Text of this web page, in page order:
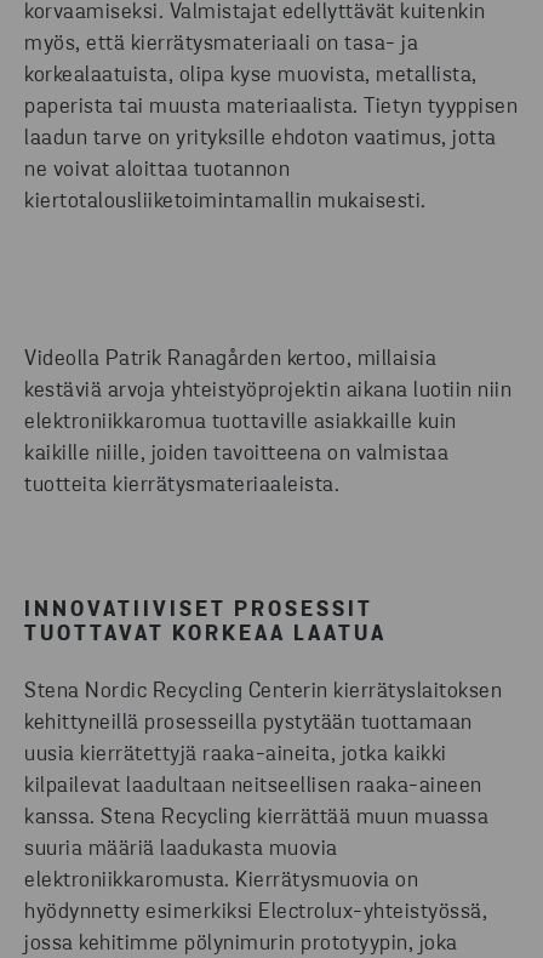
korvaamiseksi. Valmistajat edellyttävät kuitenkin
myös, että kierrätysmateriaali on tasa- ja
korkealaatuista, olipa kyse muovista, metallista,
paperista tai muusta materiaalista. Tietyn tyyppisen
laadun tarve on yrityksille ehdoton vaatimus, jotta
ne voivat aloittaa tuotannon
kiertotalousliiketoimintamallin mukaisesti.
Videolla Patrik Ranagården kertoo, millaisia
kestäviä arvoja yhteistyöprojektin aikana luotiin niin
elektroniikkaromua tuottaville asiakkaille kuin
kaikille niille, joiden tavoitteena on valmistaa
tuotteita kierrätysmateriaaleista.
INNOVATIIVISET PROSESSIT
TUOTTAVAT KORKEAA LAATUA
Stena Nordic Recycling Centerin kierrätyslaitoksen
kehittyneillä prosesseilla pystytään tuottamaan
uusia kierrätettyjä raaka-aineita, jotka kaikki
kilpailevat laadultaan neitseellisen raaka-aineen
kanssa. Stena Recycling kierrättää muun muassa
suuria määriä laadukasta muovia
elektroniikkaromusta. Kierrätysmuovia on
hyödynnetty esimerkiksi Electrolux-yhteistyössä,
jossa kehitimme pölynimurin prototyypin, joka